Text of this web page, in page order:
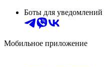
Боты для уведомлений
Мобильное приложение